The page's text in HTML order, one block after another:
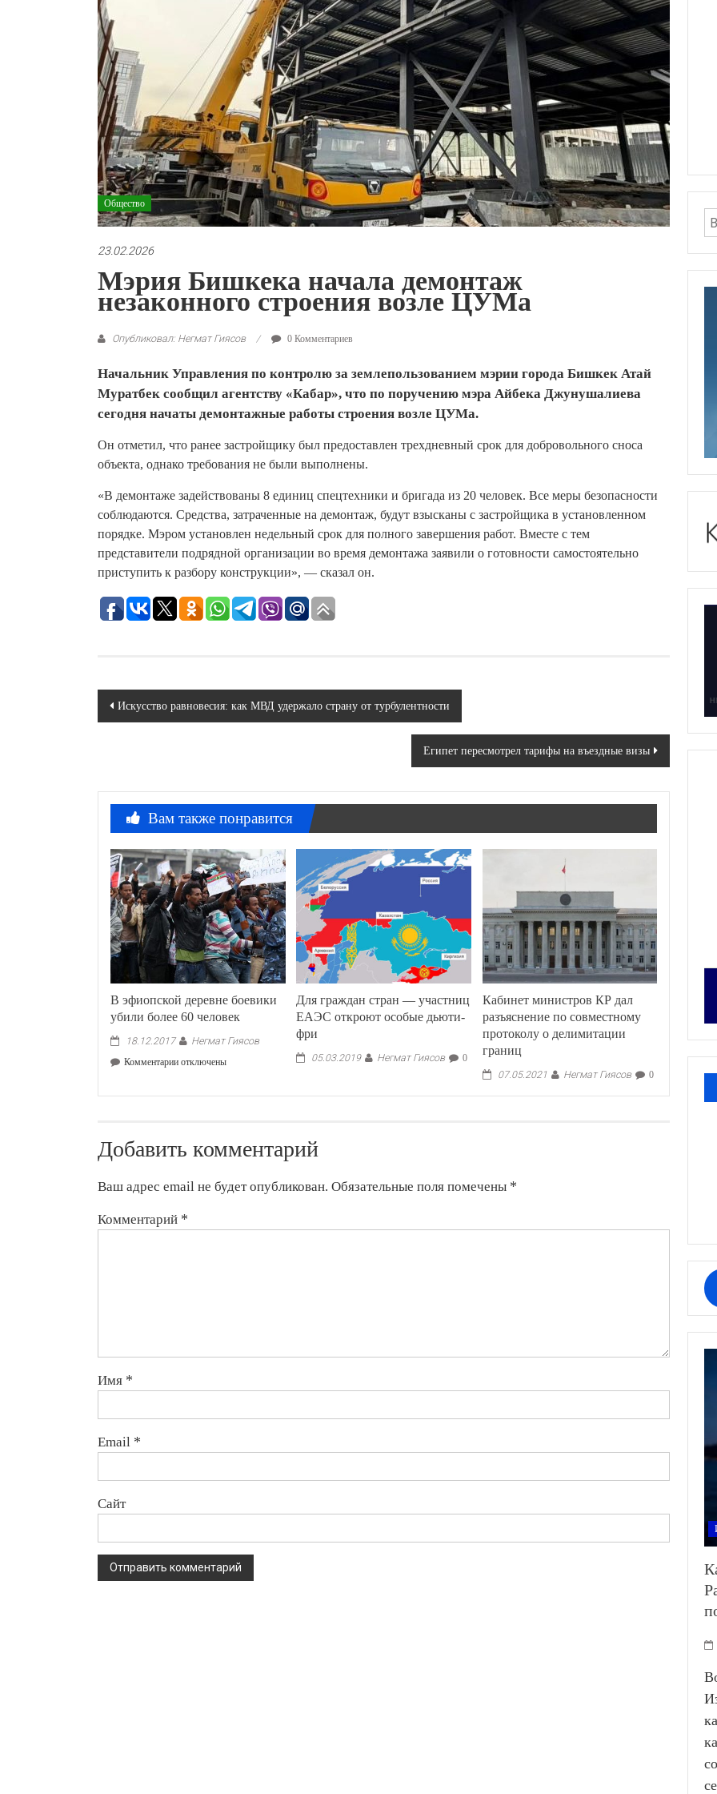
Общество
23.02.2026
Мэрия Бишкека начала демонтаж
незаконного строения возле ЦУМа
Опубликовал: Негмат Гиясов 0 Комментариев
Начальник Управления по контролю за землепользованием мэрии города Бишкек Атай
Муратбек сообщил агентству «Кабар», что по поручению мэра Айбека Джунушалиева
сегодня начаты демонтажные работы строения возле ЦУМа.
Он отметил, что ранее застройщику был предоставлен трехдневный срок для добровольного сноса
объекта, однако требования не были выполнены.
«В демонтаже задействованы 8 единиц спецтехники и бригада из 20 человек. Все меры безопасности
соблюдаются. Средства, затраченные на демонтаж, будут взысканы с застройщика в установленном
порядке. Мэром установлен недельный срок для полного завершения работ. Вместе с тем
представители подрядной организации во время демонтажа заявили о готовности самостоятельно
приступить к разбору конструкции», — сказал он.
Навигация
Искусство равновесия: как МВД удержало страну от турбулентности
Египет пересмотрел тарифы на въездные визы
Вам также понравится
В эфиопской деревне боевики
убили более 60 человек
18.12.2017 Негмат Гиясов
Комментариик
убили
человек
отключены
Для граждан стран — участниц
ЕАЭС откроют особые дьюти-
фри
05.03.2019 Негмат Гиясов 0
Кабинет министров КР дал
разъяснение по совместному
протоколу о делимитации
границ
07.05.2021 Негмат Гиясов 0
Добавить комментарий
Ваш адрес email не будет опубликован. Обязательные поля помечены *
Комментарий *
Имя *
Email *
Сайт